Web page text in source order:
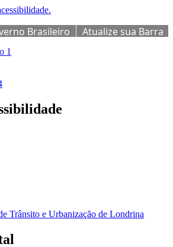
Brasileiro
Atualize sua Barra
1
Trânsito e Urbanização de Londrina